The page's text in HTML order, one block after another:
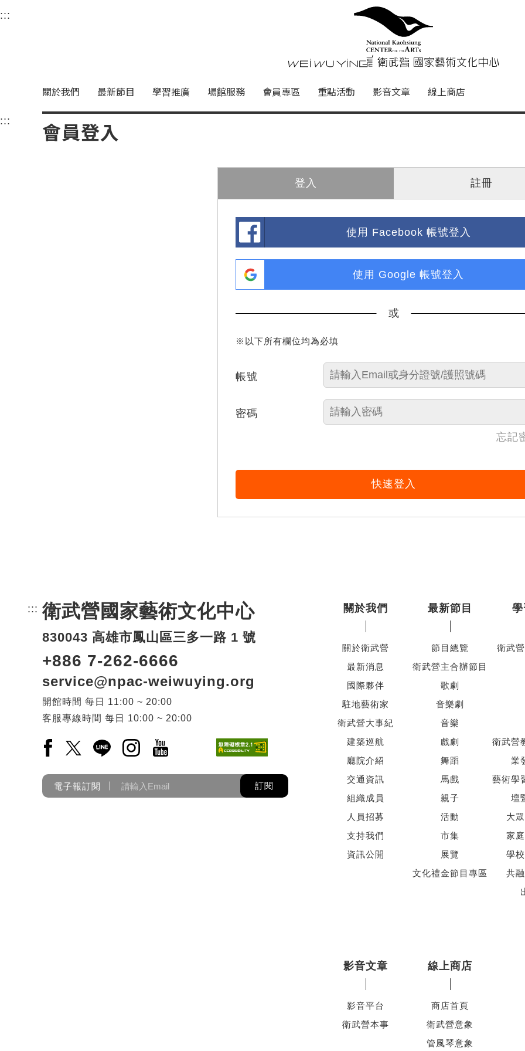
衛武營國家藝術文化中心
中央內容區塊，為本頁主要內容區。
::: 衛武營國家藝術文
關於我們 最新節目 學習推廣 場館服務 會員專區 重點活動 影音文章 線上商店
::: 中央內容區塊，為本頁主要內容區。
會員登入
登入 註冊
使用 Facebook 帳號登入
使用 Google 帳號登入
或
※以下所有欄位均為必填
帳號
密碼
忘記
快速登入
::: 頁尾網站資訊。
衛武營國家藝術文化中心
830043 高雄市鳳山區三多一路 1 號
+886 7-262-6666
service@npac-weiwuying.org
開館時間 每日
11:00 ~ 20:00
客服專線時間 每日 10:00 ~ 20:00
Facebook(另開新視窗)
X(另開新視窗)
LINE(另開新視窗)
Instagram(另開新視窗)
YouTube(另開新視窗)
電子報訂閱 訂閱
關於我們
關於衛武營
最新消息
國際夥伴
駐地藝術家
衛武營大事紀
建築巡航
廳院介紹
交通資訊
組織成員
人員招募
支持我們
資訊公開
最新節目
節目總覽
衛武營主合辦節目
歌劇
音樂劇
音樂
戲劇
舞蹈
馬戲
親子
活動
市集
展覽
文化禮金節目專區
衛武
衛武營
業
藝術學
壇
大
家
學
共
影音文章
影音平台
衛武營本事
線上商店
商店首頁
衛武營意象
管風琴意象